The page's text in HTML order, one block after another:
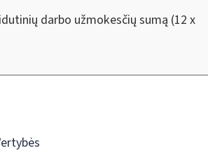
darbo užmokesčių sumą (12 x